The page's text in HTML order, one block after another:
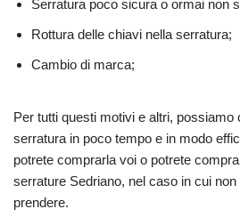
Serratura poco sicura o ormai non
Rottura delle chiavi nella serratura;
Cambio di marca;
Per tutti questi motivi e altri, possiamo
serratura in poco tempo e in modo
potrete comprarla voi o potrete
serrature Sedriano, nel caso in cui
prendere.